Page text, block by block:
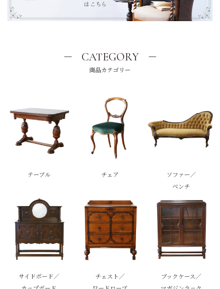
CATEGORY
商品カテゴリー
テーブル チェア
ソファー／
ベンチ
サイドボード／
チェスト／
ブックケース／